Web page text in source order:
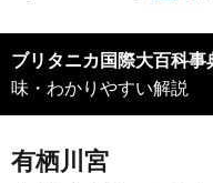
ブリタニカ国際大百科事
味・わかりやすい解説
有栖川宮